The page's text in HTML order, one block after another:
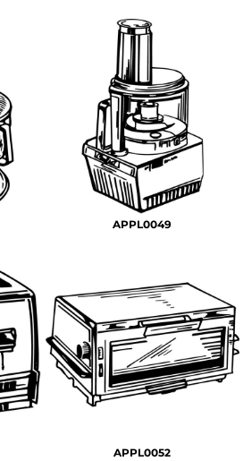
APPL0049
APPL0052